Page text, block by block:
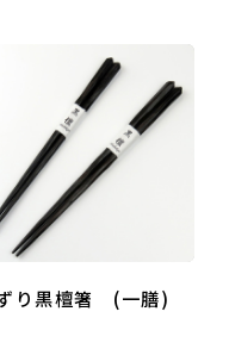
園祝い（子供箸）
デザイン箸（小ロッ
シー
り黒檀箸 (一膳)